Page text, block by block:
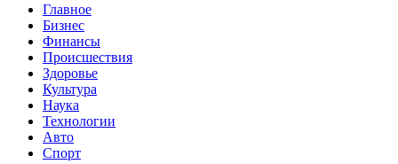
Главное
Бизнес
Финансы
Происшествия
Здоровье
Культура
Наука
Технологии
Авто
Спорт